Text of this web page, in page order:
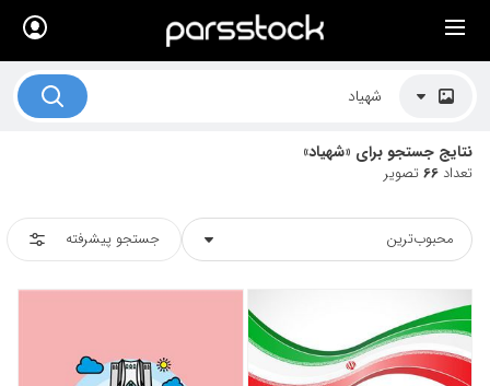
نتایج جستجو برای «شهیاد»
تعداد 66تصویر
محبوب‌ترین جستجو پیشرفته
× لیست قیمت ها
موضوعات تصاویر
دکوراسیون و فضاها
هنرمندان ایرانی
کسب درآمد از فروش تصاویر
021 28428845